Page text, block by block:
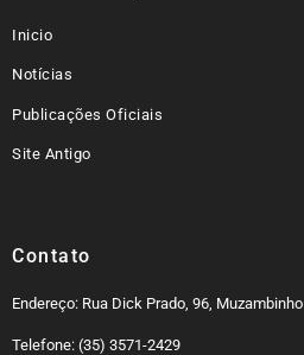
Inicio
Notícias
Publicações Oficiais
Site Antigo
Contato
Endereço: Rua Dick Prado, 96, Muzambinho
Telefone: (35) 3571-2429